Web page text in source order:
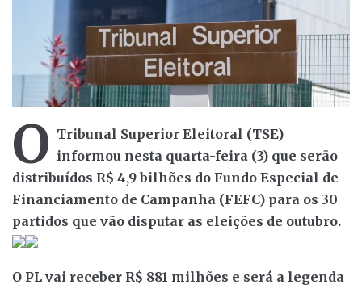
O Tribunal Superior Eleitoral (TSE)
informou nesta quarta-feira (3) que serão
distribuídos R$ 4,9 bilhões do Fundo Especial de
Financiamento de Campanha (FEFC) para os 30
partidos que vão disputar as eleições de outubro.
O PL vai receber R$ 881 milhões e será a legenda